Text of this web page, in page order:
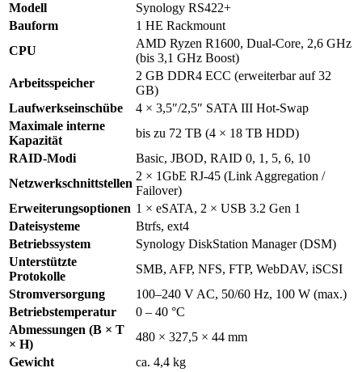
Modell
Synology RS422+
Bauform
1 HE Rackmount
CPU
AMD Ryzen R1600, Dual-Core, 2,6 GHz
(bis 3,1 GHz Boost)
Arbeitsspeicher
2 GB DDR4 ECC (erweiterbar auf 32
GB)
Laufwerkseinschübe
4 × 3,5″/2,5″ SATA III Hot-Swap
Maximale interne
Kapazität
bis zu 72 TB (4 × 18 TB HDD)
RAID-Modi
Basic, JBOD, RAID 0, 1, 5, 6, 10
Netzwerkschnittstellen
2 × 1GbE RJ-45 (Link Aggregation /
Failover)
Erweiterungsoptionen 1 × eSATA, 2 × USB 3.2 Gen 1
Dateisysteme
Btrfs, ext4
Betriebssystem
Synology DiskStation Manager (DSM)
Unterstützte
Protokolle
SMB, AFP, NFS, FTP, WebDAV, iSCSI
Stromversorgung
100–240 V AC, 50/60 Hz, 100 W (max.)
Betriebstemperatur
0 – 40 °C
Abmessungen (B × T
× H)
480 × 327,5 × 44 mm
Gewicht
ca. 4,4 kg